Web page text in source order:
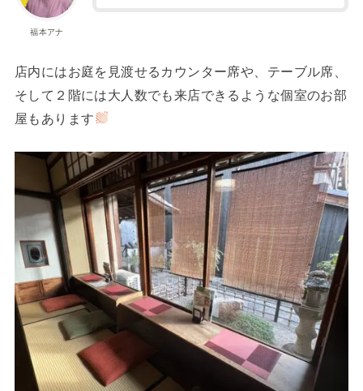
福本アナ
店内にはお庭を見渡せるカウンター席や、テーブル席、
そして２階には大人数でも来店できるような個室のお部
屋もあります